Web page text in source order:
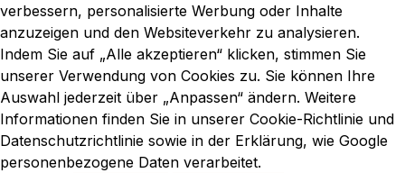
verbessern, personalisierte Werbung oder Inhalte
anzuzeigen und den Websiteverkehr zu analysieren.
Indem Sie auf „Alle akzeptieren“ klicken, stimmen Sie
unserer Verwendung von Cookies zu. Sie können Ihre
Auswahl jederzeit über „Anpassen“ ändern. Weitere
Informationen finden Sie in unserer Cookie-Richtlinie und
Datenschutzrichtlinie sowie in der Erklärung, wie Google
personenbezogene Daten verarbeitet.